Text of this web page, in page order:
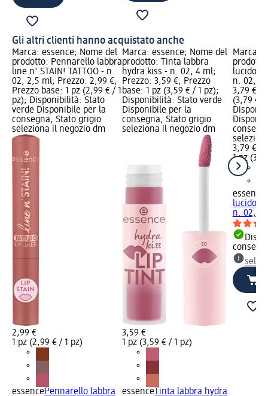
Gli altri clienti hanno acquistato anche
Marca: essence; Nome del
prodotto: Pennarello labbra
line n' STAIN! TATTOO - n.
02, 2,5 ml; Prezzo: 2,99 €;
Prezzo base: 1 pz (2,99 € / 1
pz); Disponibilità: Stato
verde Disponibile per la
consegna, Stato grigio
seleziona il negozio dm
2,99 €
1 pz (2,99 € / 1 pz)
essencePennarello labbra
Marca: essence; Nome del
prodotto: Tinta labbra
hydra kiss - n. 02, 4 ml;
Prezzo: 3,59 €; Prezzo
base: 1 pz (3,59 € / 1 pz);
Disponibilità: Stato verde
Disponibile per la
consegna, Stato grigio
seleziona il negozio dm
3,59 €
1 pz (3,59 € / 1 pz)
essence Tinta labbra hydra
Marca:
lucido
n. 02,
3,79 €;
(3,79 € /
3,79 €
1 pz
essence
lucido
n. 02,